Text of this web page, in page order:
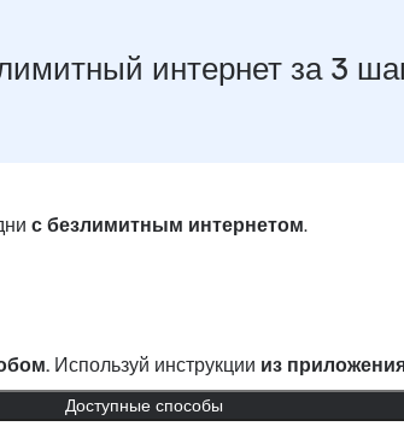
интернет за 3
с безлимитным интернетом.
Используй инструкции из
Доступные способы